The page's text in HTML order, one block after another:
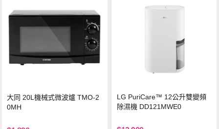
大同 20L機械式微波爐 TMO-2
0MH
LG PuriCare™ 12公升雙變頻
除濕機 DD121MWE0